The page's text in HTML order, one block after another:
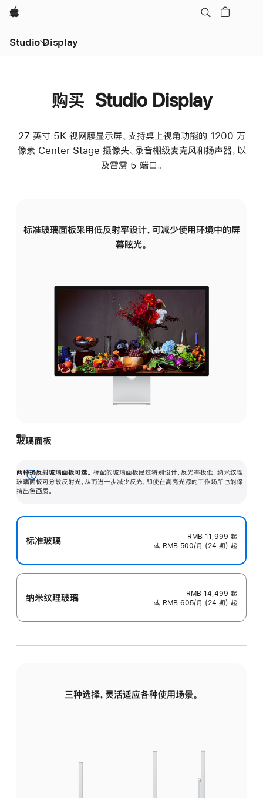
Apple
Studio Display
购买 Studio Display
27 英寸 5K 视网膜显示屏、支持桌上视角功能的 1200 万
像素 Center Stage 摄像头、录音棚级麦克风和扬声器，以
及雷雳 5 端口。
标准玻璃面板采用低反射率设计，可减少使用环境中的屏
幕眩光。
玻璃面板
两种抗反射玻璃面板可选。 标配的玻璃面板经过特别设计，反光率极低。纳米纹理
玻璃面板可分散反射光，从而进一步减少反光，即使在高亮光源的工作场所也能保
持出色画质。
展
开
标准玻璃 RMB 11,999 起
或 RMB 500/月 (24 期) 起
纳米纹理玻璃 RMB 14,499 起
或 RMB 605/月 (24 期) 起
三种选择，灵活适应各种使用场景。